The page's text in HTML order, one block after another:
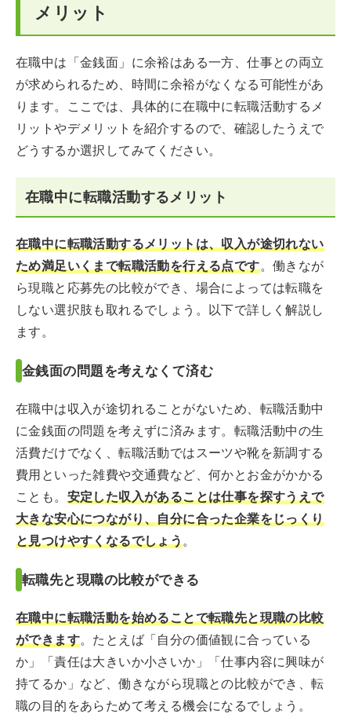
メリット
在職中は「金銭面」に余裕はある一方、仕事との両立
が求められるため、時間に余裕がなくなる可能性があ
ります。ここでは、具体的に在職中に転職活動するメ
リットやデメリットを紹介するので、確認したうえで
どうするか選択してみてください。
在職中に転職活動するメリット
在職中に転職活動するメリットは、収入が途切れない
ため満足いくまで転職活動を行える点です。働きなが
ら現職と応募先の比較ができ、場合によっては転職を
しない選択肢も取れるでしょう。以下で詳しく解説し
ます。
金銭面の問題を考えなくて済む
在職中は収入が途切れることがないため、転職活動中
に金銭面の問題を考えずに済みます。転職活動中の生
活費だけでなく、転職活動ではスーツや靴を新調する
費用といった雑費や交通費など、何かとお金がかかる
ことも。 安定した収入があることは仕事を探すうえで
大きな安心につながり、自分に合った企業をじっくり
と見つけやすくなるでしょう。
転職先と現職の比較ができる
在職中に転職活動を始めることで転職先と現職の比較
ができます。たとえば「自分の価値観に合っている
か」「責任は大きいか小さいか」「仕事内容に興味が
持てるか」など、働きながら現職との比較ができ、転
職の目的をあらためて考える機会になるでしょう。